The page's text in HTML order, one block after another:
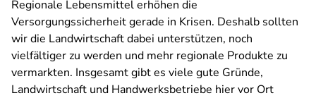
Regionale Lebensmittel erhöhen die
Versorgungssicherheit gerade in Krisen. Deshalb sollten
wir die Landwirtschaft dabei unterstützen, noch
vielfältiger zu werden und mehr regionale Produkte zu
vermarkten. Insgesamt gibt es viele gute Gründe,
Landwirtschaft und Handwerksbetriebe hier vor Ort